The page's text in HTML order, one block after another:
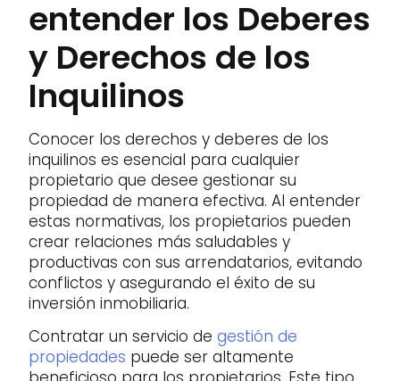
entender los Deberes
y Derechos de los
Inquilinos
Conocer los derechos y deberes de los
inquilinos es esencial para cualquier
propietario que desee gestionar su
propiedad de manera efectiva. Al entender
estas normativas, los propietarios pueden
crear relaciones más saludables y
productivas con sus arrendatarios, evitando
conflictos y asegurando el éxito de su
inversión inmobiliaria.
Contratar un servicio degestión de
propiedades puede ser altamente